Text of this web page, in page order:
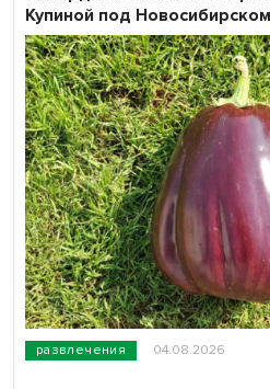
развлечения 04.08.2026
Купиной под Новосибирском